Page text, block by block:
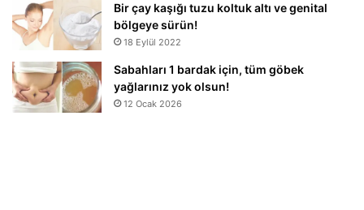
Bir çay kaşığı tuzu koltuk altı ve genital
bölgeye sürün!
18 Eylül 2022
Sabahları 1 bardak için, tüm göbek
yağlarınız yok olsun!
12 Ocak 2026